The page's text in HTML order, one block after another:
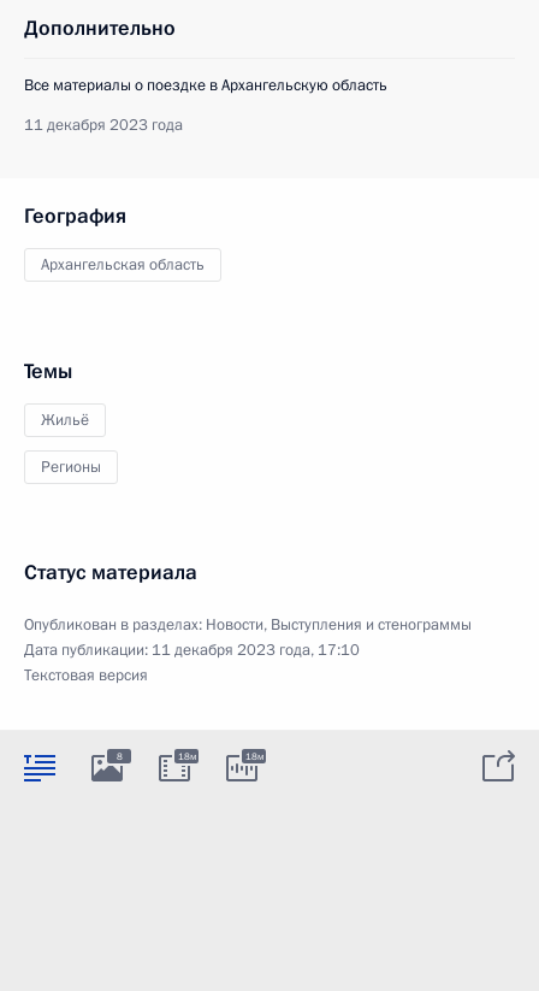
Дополнительно
Все материалы о поездке в Архангельскую область
11 декабря 2023 года
География
Архангельская область
Темы
Жильё
Регионы
Статус материала
Опубликован в разделах: Новости, Выступления и стенограммы
Дата публикации: 11 декабря 2023 года, 17:10
Текстовая версия
8 18м 18м